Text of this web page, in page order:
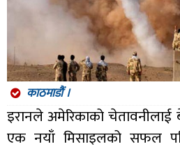
काठमाडौं ।
इरानले अमेरिकाको चेतावनीलाई
एक नयाँ मिसाइलको सफल